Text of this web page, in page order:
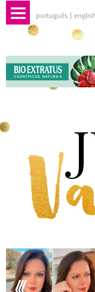
português english